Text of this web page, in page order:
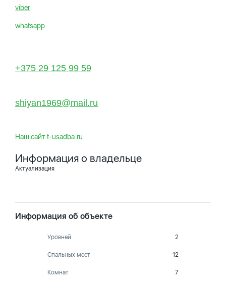
viber
whatsapp
+375 29 125 99 59
shiyan1969@mail.ru
Наш сайт t-usadba.ru
Информация о владельце
Актуализация
Информация об объекте
Уровней 2
Спальных мест 12
Комнат 7